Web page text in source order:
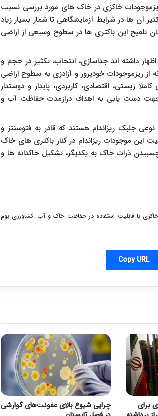
خاکزی در خاک های مورد بررسی نسبت
آن ها در شرایط آزمایشگاهی تا شمار بسیار زیاد
تلقیح این باکتری ها در سطوح وسیعی از اراضی
داشته اند جداسازی، انتخاب، تکثیر در حجم و
از ریزموجودات خودپرور و آزادزی به سطوح اراضی
زیستی، اقتصادی، کاربردی، پایدار و دوستدار
دست یابی به اهداف درازمدت حفاظت آب و
جلبک ریزاندام هستند که قادر به فتوسنتز و
این موجودات ریزاندام در کنار باکتری های خاک
ذرات خاک به یکدیگر، تشکیل خاکدانه ها و
ریزموجودهای خاکزی با قابلیت استفاده در حفاظت خاک و آب. کشاورزی بوم
Copy URL
برای
چرایی شیوع بالای عفونت‌های گوارشی